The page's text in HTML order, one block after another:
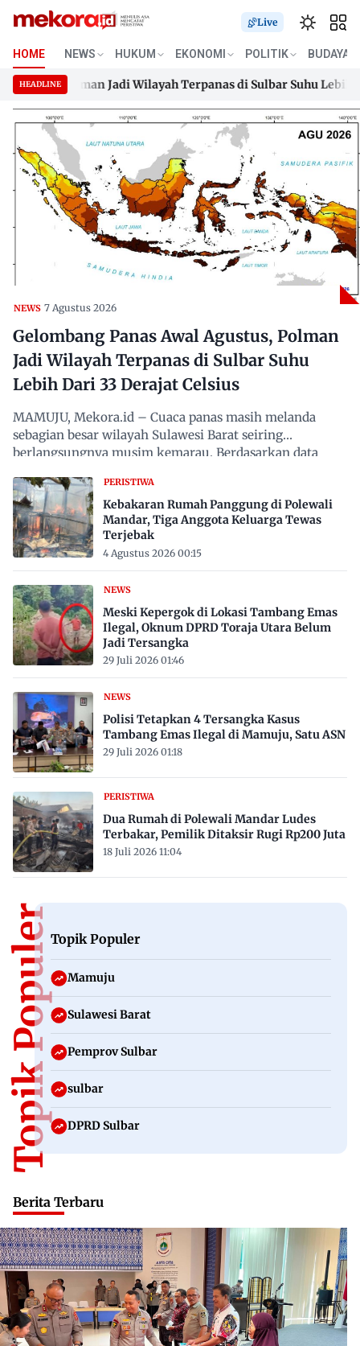
content
Live
HOME NEWS HUKUM EKONOMI POLITIK BUDAYA
HEADLINE
Polman Jadi Wilayah Terpanas di Sulbar Suhu Lebih Dari
Polman Jadi Wilayah Terpanas di Sulbar Suhu Lebih Dari
NEWS 7 Agustus 2026
Gelombang Panas Awal Agustus, Polman
Jadi Wilayah Terpanas di Sulbar Suhu
Lebih Dari 33 Derajat Celsius
MAMUJU, Mekora.id – Cuaca panas masih melanda
sebagian besar wilayah Sulawesi Barat seiring
berlangsungnya musim kemarau. Berdasarkan data
PERISTIWA
Kebakaran Rumah Panggung di Polewali
Mandar, Tiga Anggota Keluarga Tewas
Terjebak
4 Agustus 2026 00:15
NEWS
Meski Kepergok di Lokasi Tambang Emas
Ilegal, Oknum DPRD Toraja Utara Belum
Jadi Tersangka
29 Juli 2026 01:46
NEWS
Polisi Tetapkan 4 Tersangka Kasus
Tambang Emas Ilegal di Mamuju, Satu ASN
29 Juli 2026 01:18
PERISTIWA
Dua Rumah di Polewali Mandar Ludes
Terbakar, Pemilik Ditaksir Rugi Rp200 Juta
18 Juli 2026 11:04
Topik PopulerTopik Populer
Mamuju
Sulawesi Barat
Pemprov Sulbar
sulbar
DPRD Sulbar
Berita Terbaru